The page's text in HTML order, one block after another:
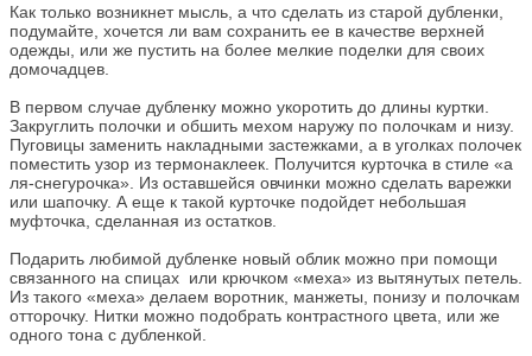
Как только возникнет мысль, а что сделать из старой дубленки,
подумайте, хочется ли вам сохранить ее в качестве верхней
одежды, или же пустить на более мелкие поделки для своих
домочадцев.
В первом случае дубленку можно укоротить до длины куртки.
Закруглить полочки и обшить мехом наружу по полочкам и низу.
Пуговицы заменить накладными застежками, а в уголках полочек
поместить узор из термонаклеек. Получится курточка в стиле «а
ля-снегурочка». Из оставшейся овчинки можно сделать варежки
или шапочку. А еще к такой курточке подойдет небольшая
муфточка, сделанная из остатков.
Подарить любимой дубленке новый облик можно при помощи
связанного на спицах или крючком «меха» из вытянутых петель.
Из такого «меха» делаем воротник, манжеты, понизу и полочкам
отторочку. Нитки можно подобрать контрастного цвета, или же
одного тона с дубленкой.